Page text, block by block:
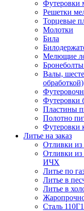
Футеровки
Решетки
Торцевые
Молотки
Била
Мелющие
Валы,
обработкой)
Футеровки
Пластины
Полотно
Футеровки
Литье на заказ
Отливки из
Отливки из
ИЧХ
Литье по
Литье в
Литье в
Сталь